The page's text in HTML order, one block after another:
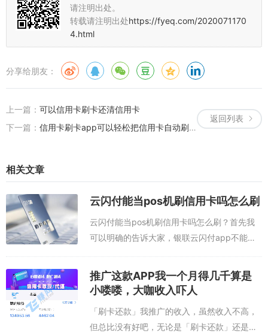
请注明出处。
转载请注明出处https://fyeq.com/2020071170
4.html
分享给朋友：
返回列表
上一篇： 可以信用卡刷卡还清信用卡
下一篇： 信用卡刷卡app可以轻松把信用卡自动刷卡
相关文章
云闪付能当pos机刷信用卡吗怎么刷
云闪付能当pos机刷信用卡吗怎么刷？首先我
可以明确的告诉大家，银联云闪付app不能当
用卡管理工具，可以理解为第三方支付工具。
我们可以将自己的信用卡绑定到云闪付...
推广这款APP我一个月得几千算是
小喽喽，大咖收入吓人
「刷卡还款」我推广的收入，虽然收入不高，
但总比没有好吧，无论是「刷卡还款」还是高